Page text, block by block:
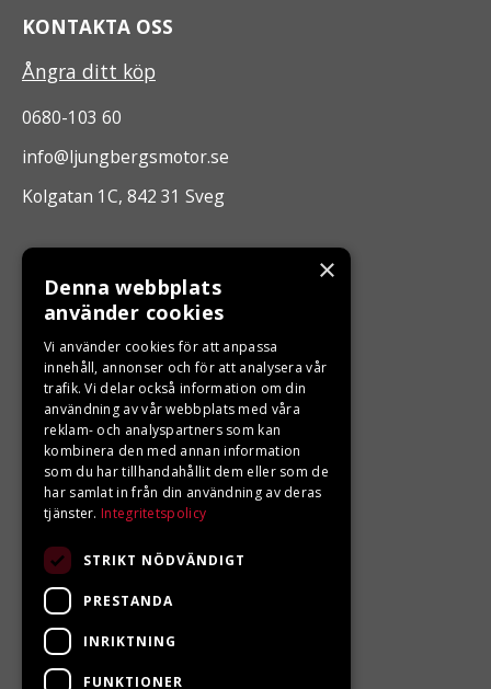
KONTAKTA OSS
Ångra ditt köp
0680-103 60
info@ljungbergsmotor.se
Kolgatan 1C, 842 31 Sveg
ÖPPETTIDER
Måndag - Fredag 10.00 -17.00
LJUNGBERGS MOTOR
Din BRP återförsäljare i Sveg!
×
Denna webbplats
använder cookies
Vi använder cookies för att anpassa
innehåll, annonser och för att analysera vår
trafik. Vi delar också information om din
användning av vår webbplats med våra
reklam- och analyspartners som kan
kombinera den med annan information
som du har tillhandahållit dem eller som de
har samlat in från din användning av deras
tjänster. Integritetspolicy
STRIKT NÖDVÄNDIGT
PRESTANDA
INRIKTNING
FUNKTIONER